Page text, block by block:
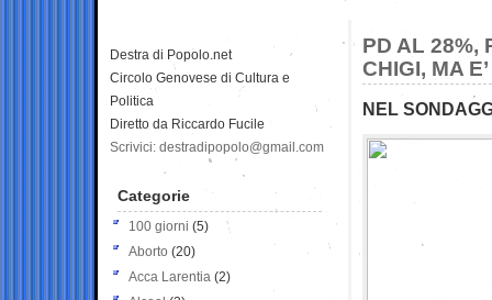
PD AL 28%,
CHIGI, MA
NEL
Destra di Popolo.net
Circolo Genovese di Cultura e
Politica
Diretto da Riccardo Fucile
Scrivici: destradipopolo@gmail.com
Categorie
100 giorni (5)
Aborto (20)
Acca Larentia (2)